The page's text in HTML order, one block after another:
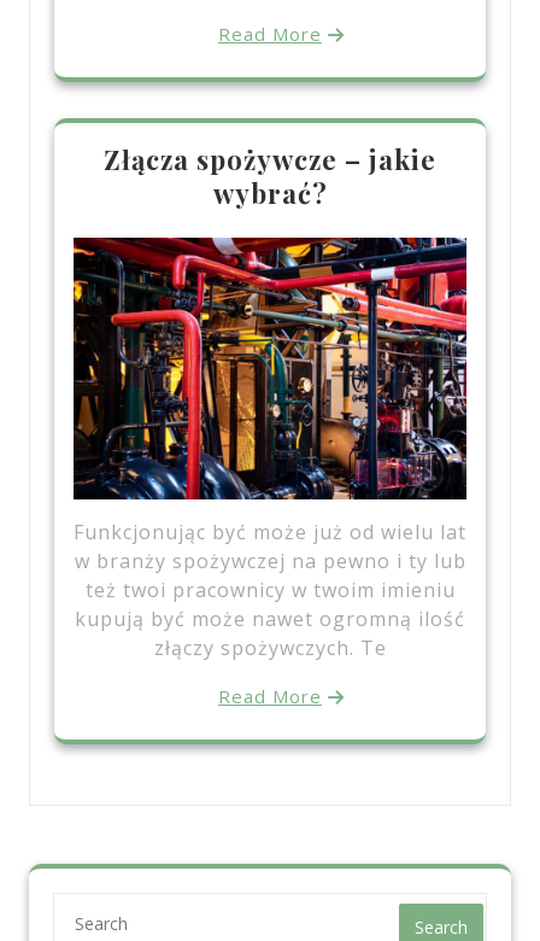
Read More
Złącza spożywcze – jakie
wybrać?
Funkcjonując być może już od wielu lat
w branży spożywczej na pewno i ty lub
też twoi pracownicy w twoim imieniu
kupują być może nawet ogromną ilość
złączy spożywczych. Te
Read More
Search